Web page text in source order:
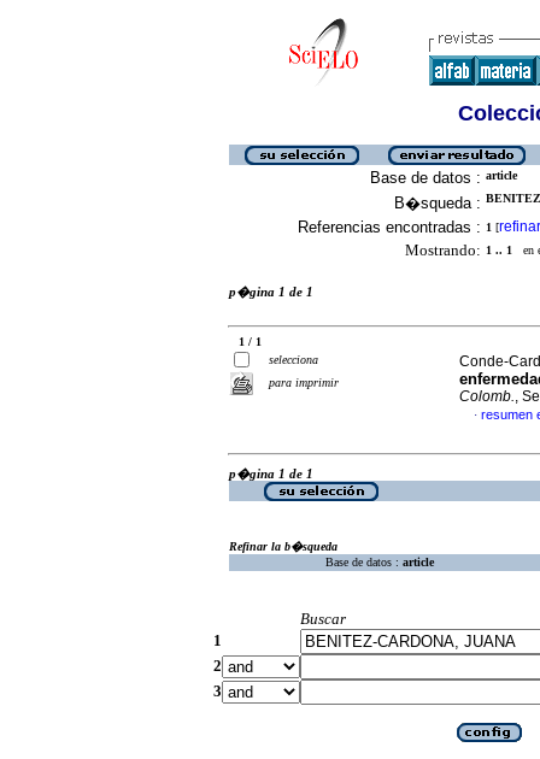
Base de datos : article
B�squeda :
Referencias encontradas : 1 [refinar
Mostrando: 1 .. 1 en
p�gina 1 de 1
1 / 1
selecciona
para imprimir
Conde-
Colomb.,
· resumen
p�gina 1 de 1
Refinar la b�squeda
Base de datos : article
Buscar
1
2
3